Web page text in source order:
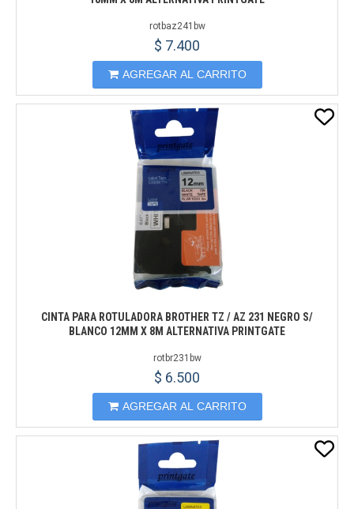
rotbaz241bw
$ 7.400
AGREGAR AL CARRITO
CINTA PARA ROTULADORA BROTHER TZ / AZ 231 NEGRO S/
BLANCO 12MM X 8M ALTERNATIVA PRINTGATE
rotbr231bw
$ 6.500
AGREGAR AL CARRITO